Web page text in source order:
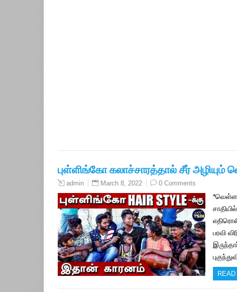
புள்ளிங்கோ கலாச்சாரத்தால் சீர்
admin March 8, 2022 0 Comments
பரவி